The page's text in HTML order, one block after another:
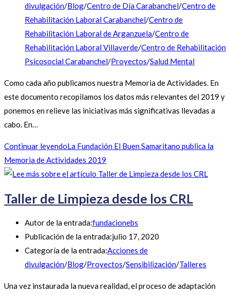
divulgación/Blog/Centro de Día Carabanchel/Centro de
Rehabilitación Laboral Carabanchel/Centro de
Rehabilitación Laboral de Arganzuela/Centro de
Rehabilitación Laboral Villaverde/Centro de Rehabilitación
Psicosocial Carabanchel/Proyectos/Salud Mental
Como cada año publicamos nuestra Memoria de Actividades. En
este documento recopilamos los datos más relevantes del 2019 y
ponemos en relieve las iniciativas más significativas llevadas a
cabo. En…
Continuar leyendoLa Fundación El Buen Samaritano publica la
Memoria de Actividades 2019
Taller de Limpieza desde los CRL
Autor de la entrada:fundacionebs
Publicación de la entrada:julio 17, 2020
Categoría de la entrada:Acciones de
divulgación/Blog/Proyectos/Sensibilización/Talleres
Una vez instaurada la nueva realidad, el proceso de adaptación